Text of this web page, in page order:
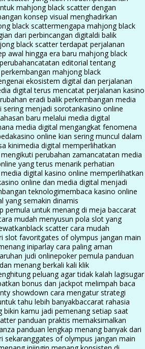
mahjong black scatter dengan
konsep visual menghadirkan
black scattermengapa mahjong black
dari perbincangan digitaldi balik
black scatter terdapat perjalanan
awal hingga era baru mahjong black
catatan editorial tentang
mahjong black
ekosistem digital dan perjalanan
digital terus mencatat perjalanan kasino
eradi balik perkembangan media
sering menjadi sorotankasino online
baru melalui media digital
media digital mengangkat fenomena
kasino online kian sering muncul dalam
kinimedia digital memperlihatkan
perubahan zamancatatan media
yang terus menarik perhatian
digital kasino online memperlihatkan
online dan media digital menjadi
teknologimembaca kasino online
yang semakin dinamis
pemula untuk menang di meja baccarat
mudah menyusun pola slot yang
black scatter cara mudah
slot favoritgates of olympus jangan main
iniparlay cara paling aman
judi onlinepoker pemula panduan
menang berkali kali klik
peluang agar tidak kalah lagisugar
bonus dan jackpot melimpah baca
showdown cara mengatur strategi
tahu lebih banyakbaccarat rahasia
bikin kamu jadi pemenang setiap saat
panduan praktis memaksimalkan
panduan lengkap menang banyak dari
sekaranggates of olympus jangan main